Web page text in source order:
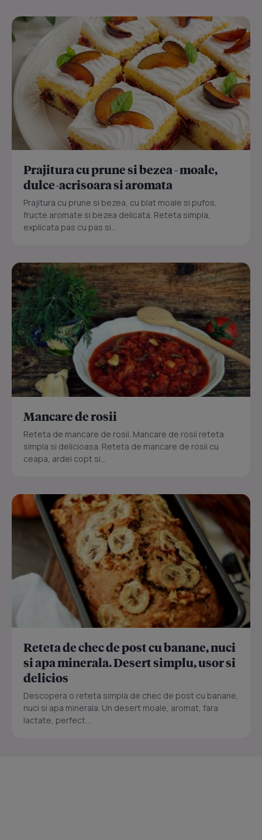
Prajitura cu prune si bezea - moale,
dulce-acrisoara si aromata
Prajitura cu prune si bezea, cu blat moale si pufos,
fructe aromate si bezea delicata. Reteta simpla,
explicata pas cu pas si...
Mancare de rosii
Reteta de mancare de rosii. Mancare de rosii reteta
simpla si delicioasa. Reteta de mancare de rosii cu
ceapa, ardei copt si...
Reteta de chec de post cu banane, nuci
si apa minerala. Desert simplu, usor si
delicios
Descopera o reteta simpla de chec de post cu banane,
nuci si apa minerala. Un desert moale, aromat, fara
lactate, perfect...